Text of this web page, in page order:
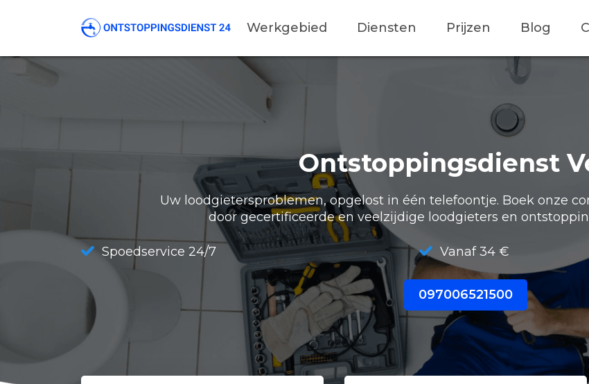
Werkgebied Diensten Prijzen Blog
Ontstoppingsdienst
Uw loodgietersproblemen, opgelost in één telefoontje. Boek onze
door gecertificeerde en veelzijdige loodgieters en
Spoedservice 24/7 Vanaf 34 €
097006521500